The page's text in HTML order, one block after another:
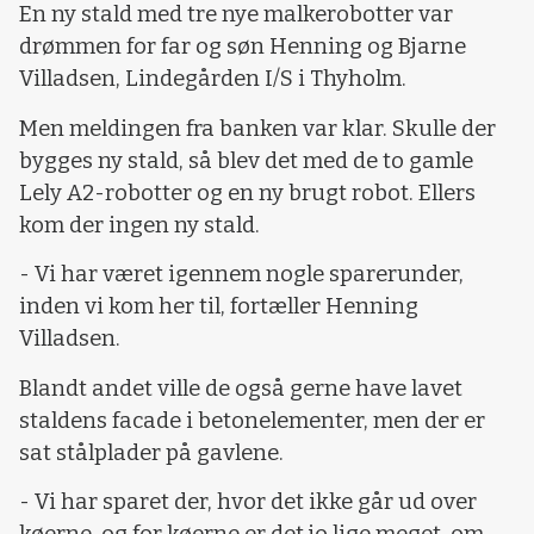
En ny stald med tre nye malkerobotter var
drømmen for far og søn Henning og Bjarne
Villadsen, Lindegården I/S i Thyholm.
Men meldingen fra banken var klar. Skulle der
bygges ny stald, så blev det med de to gamle
Lely A2-robotter og en ny brugt robot. Ellers
kom der ingen ny stald.
- Vi har været igennem nogle sparerunder,
inden vi kom her til, fortæller Henning
Villadsen.
Blandt andet ville de også gerne have lavet
staldens facade i betonelementer, men der er
sat stålplader på gavlene.
- Vi har sparet der, hvor det ikke går ud over